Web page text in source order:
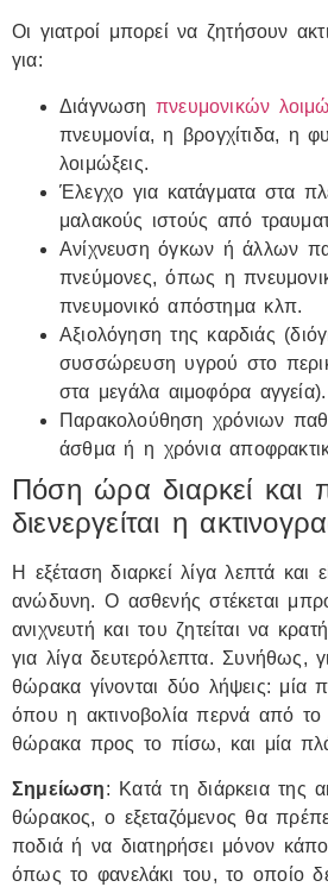
Οι γιατροί μπορεί να ζητήσουν
για:
Διάγνωση πνευμονικών
πνευμονία, η βρογχίτιδα, η
λοιμώξεις.
Έλεγχο για κατάγματα στα
μαλακούς ιστούς από
Ανίχνευση όγκων ή άλλων
πνεύμονες, όπως η
πνευμονικό απόστημα κλπ.
Αξιολόγηση της καρδιάς
συσσώρευση υγρού στο
στα μεγάλα αιμοφόρα αγγεία).
Παρακολούθηση χρόνιων
άσθμα ή η χρόνια
Πόση ώρα διαρκεί και
διενεργείται η
Η εξέταση διαρκεί λίγα λεπτά και
ανώδυνη. Ο ασθενής στέκεται
ανιχνευτή και του ζητείται να
για λίγα δευτερόλεπτα. Συνήθως,
θώρακα γίνονται δύο λήψεις: μία
όπου η ακτινοβολία περνά από το
θώρακα προς το πίσω, και μία
Σημείωση: Κατά τη διάρκεια της
θώρακος, ο εξεταζόμενος θα
ποδιά ή να διατηρήσει μόνον
όπως το φανελάκι του, το οποίο